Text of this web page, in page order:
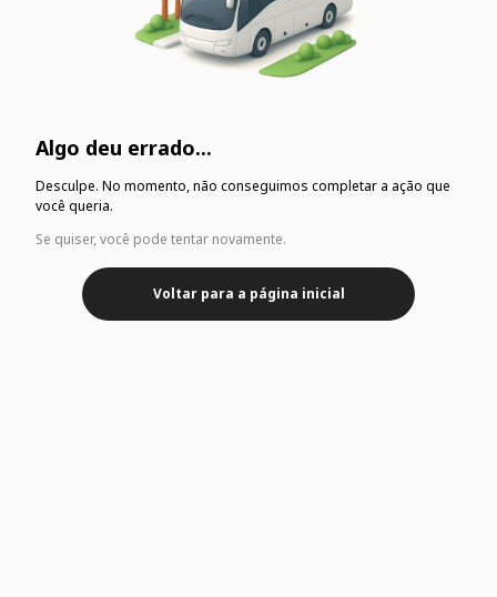
Algo deu errado...
Desculpe. No momento, não conseguimos completar a ação que
você queria.
Se quiser, você pode tentar novamente.
Voltar para a página inicial